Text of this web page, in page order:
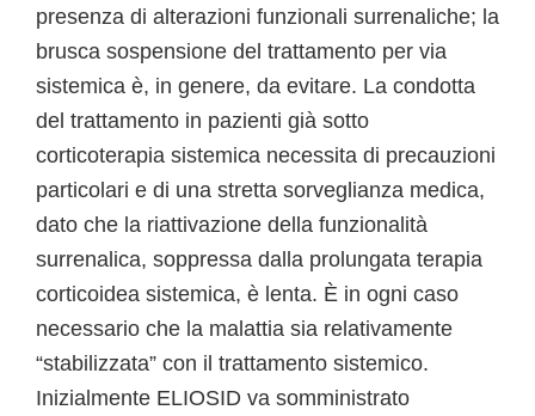
presenza di alterazioni funzionali surrenaliche; la
brusca sospensione del trattamento per via
sistemica è, in genere, da evitare. La condotta
del trattamento in pazienti già sotto
corticoterapia sistemica necessita di precauzioni
particolari e di una stretta sorveglianza medica,
dato che la riattivazione della funzionalità
surrenalica, soppressa dalla prolungata terapia
corticoidea sistemica, è lenta. È in ogni caso
necessario che la malattia sia relativamente
“stabilizzata” con il trattamento sistemico.
Inizialmente ELIOSID va somministrato